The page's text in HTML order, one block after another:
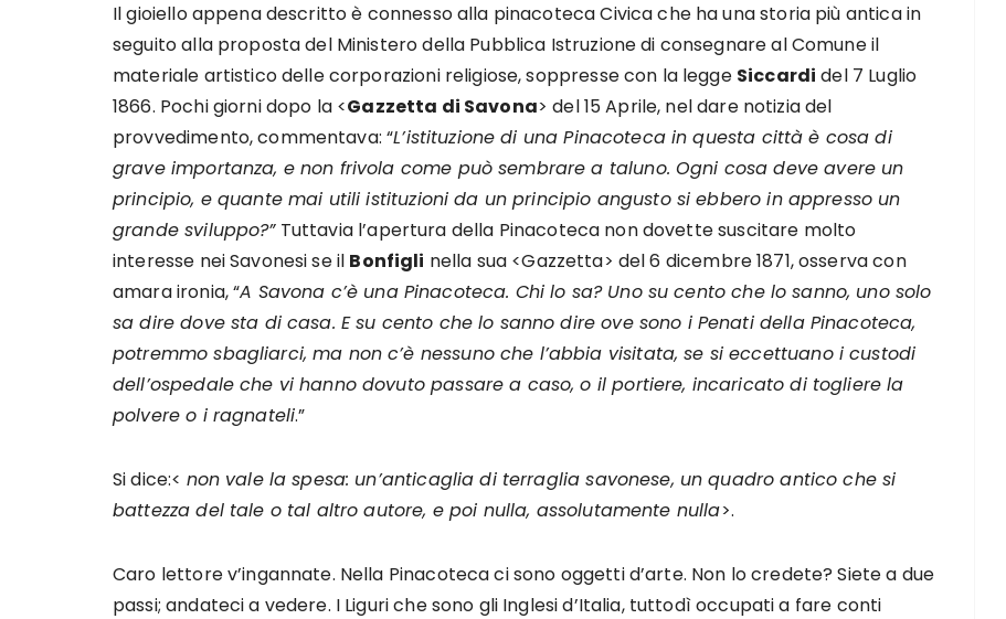
Il gioiello appena descritto è connesso alla pinacoteca Civica che ha una storia più antica in
seguito alla proposta del Ministero della Pubblica Istruzione di consegnare al Comune il
materiale artistico delle corporazioni religiose, soppresse con la legge Siccardi del 7 Luglio
1866. Pochi giorni dopo la <Gazzetta di Savona> del 15 Aprile, nel dare notizia del
provvedimento, commentava: “L’istituzione di una Pinacoteca in questa città è cosa di
grave importanza, e non frivola come può sembrare a taluno. Ogni cosa deve avere un
principio, e quante mai utili istituzioni da un principio angusto si ebbero in appresso un
grande sviluppo?”Tuttavia l’apertura della Pinacoteca non dovette suscitare molto
interesse nei Savonesi se il Bonfigli nella sua <Gazzetta> del 6 dicembre 1871, osserva con
amara ironia, “A Savona c’è una Pinacoteca. Chi lo sa? Uno su cento che lo sanno, uno solo
sa dire dove sta di casa. E su cento che lo sanno dire ove sono i Penati della Pinacoteca,
potremmo sbagliarci, ma non c’è nessuno che l’abbia visitata, se si eccettuano i custodi
dell’ospedale che vi hanno dovuto passare a caso, o il portiere, incaricato di togliere la
polvere o i ragnateli.”
Si dice:< non vale la spesa: un’anticaglia di terraglia savonese, un quadro antico che si
battezza del tale o tal altro autore, e poi nulla, assolutamente nulla>.
Caro lettore v’ingannate. Nella Pinacoteca ci sono oggetti d’arte. Non lo credete? Siete a due
passi; andateci a vedere. I Liguri che sono gli Inglesi d’Italia, tuttodì occupati a fare conti